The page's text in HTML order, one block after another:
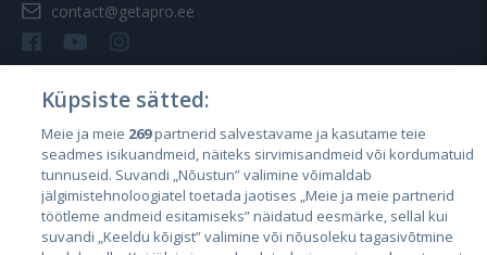
contact@getapro.ee
Страны
Эстония
Латвия
Литва
Küpsiste sätted:
Meie ja meie 269partnerid salvestavame ja kasutame teie
seadmes isikuandmeid, näiteks sirvimisandmeid või kordumatuid
tunnuseid. Suvandi „Nõustun” valimine võimaldab
jälgimistehnoloogiatel toetada jaotises „Meie ja meie partnerid
töötleme andmeid esitamiseks” näidatud eesmärke, sellal kui
suvandi „Keeldu kõigist” valimine või nõusoleku tagasivõtmine